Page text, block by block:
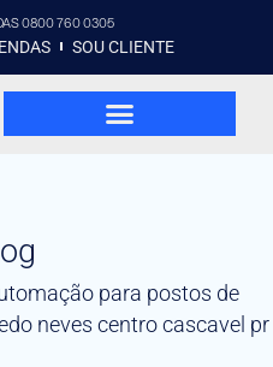
0800 760 0305
SOU CLIENTE
para postos de
neves centro cascavel pr